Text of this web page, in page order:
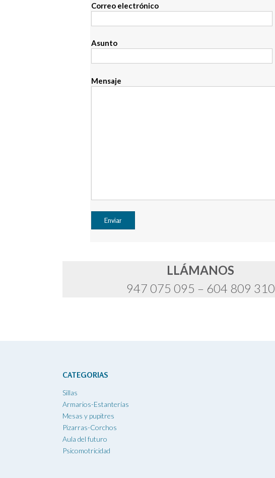
Correo electrónico
Asunto
Mensaje
LLÁMANOS
947 075 095 – 604 809 310
CATEGORIAS
Sillas
Armarios-Estanterías
Mesas y pupitres
Pizarras-Corchos
Aula del futuro
Psicomotricidad